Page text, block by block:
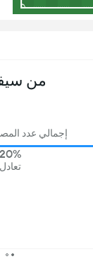
من
إجمالي عدد المصوتين
20%
تعادل